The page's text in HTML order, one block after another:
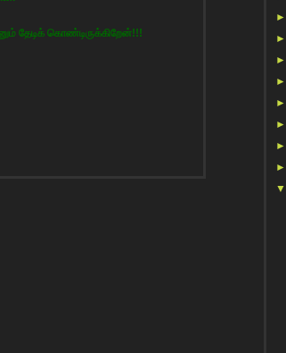
தேடிக் கொண்டிருக்கிறேன்!!!
►
►
►
►
►
►
►
►
▼